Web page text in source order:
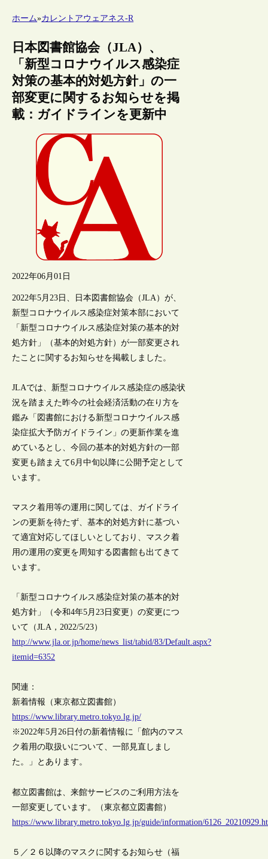
ホーム»カレントアウェアネス-R
日本図書館協会（JLA）、
「新型コロナウイルス感染症
対策の基本的対処方針」の一
部変更に関するお知らせを掲
載：ガイドラインを更新中
2022年06月01日
2022年5月23日、日本図書館協会（JLA）が、
新型コロナウイルス感染症対策本部において
「新型コロナウイルス感染症対策の基本的対
処方針」（基本的対処方針）が一部変更され
たことに関するお知らせを掲載しました。
JLAでは、新型コロナウイルス感染症の感染状
況を踏まえた昨今の社会経済活動の在り方を
鑑み「図書館における新型コロナウイルス感
染症拡大予防ガイドライン」の更新作業を進
めているとし、今回の基本的対処方針の一部
変更も踏まえて6月中旬以降に公開予定として
います。
マスク着用等の運用に関しては、ガイドライ
ンの更新を待たず、基本的対処方針に基づい
て適宜対応してほしいとしており、マスク着
用の運用の変更を周知する図書館も出てきて
います。
「新型コロナウイルス感染症対策の基本的対
処方針」（令和4年5月23日変更）の変更につ
いて（JLA，2022/5/23）
http://www.jla.or.jp/home/news_list/tabid/83/Default.aspx?
itemid=6352
関連：
新着情報（東京都立図書館）
https://www.library.metro.tokyo.lg.jp/
※2022年5月26日付の新着情報に「館内のマス
ク着用の取扱いについて、一部見直しまし
た。」とあります。
都立図書館は、来館サービスのご利用方法を
一部変更しています。（東京都立図書館）
https://www.library.metro.tokyo.lg.jp/guide/information/
５／２６以降のマスクに関するお知らせ（福